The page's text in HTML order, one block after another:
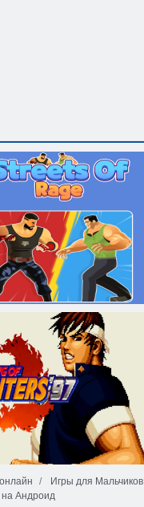
Улицы Ярости
Игры для Мальчиков
на Андроид